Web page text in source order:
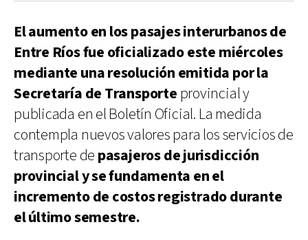
El aumento en los pasajes interurbanos de
Entre Ríos fue oficializado este miércoles
mediante una resolución emitida por la
Secretaría de Transporte provincial y
publicada en el Boletín Oficial. La medida
contempla nuevos valores para los servicios de
transporte de pasajeros de jurisdicción
provincial y se fundamenta en el
incremento de costos registrado durante
el último semestre.